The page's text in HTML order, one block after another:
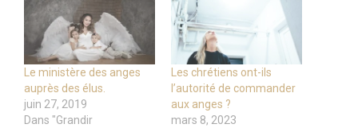
Le ministère des anges
auprès des élus.
juin 27, 2019
Dans "Grandir
Les chrétiens ont-ils
l’autorité de commander
aux anges ?
mars 8, 2023